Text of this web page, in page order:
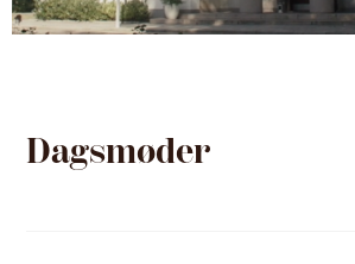
Dagsmøder